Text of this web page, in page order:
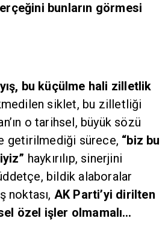
bunların görmesi
bu küçülme hali zilletlik
siklet, bu zilletliği
o tarihsel, büyük sözü
getirilmediği sürece, “biz bu
haykırılıp, sinerjini
bildik alaboralar
noktası, AK Parti’yi dirilten
özel işler olmamalı…